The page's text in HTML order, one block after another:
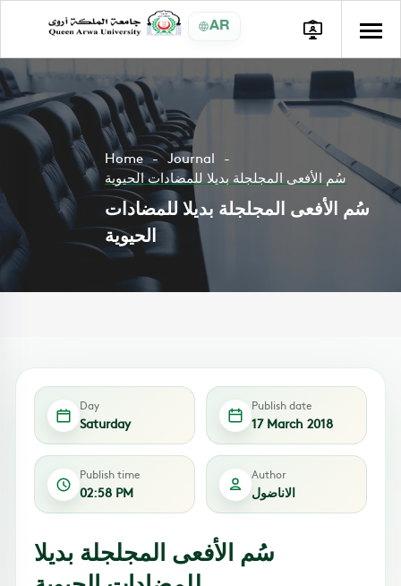
AR
Home
Journal
سُم الأفعى المجلجلة بديلا للمضادات الحيوية
سُم الأفعى المجلجلة بديلا للمضادات
الحيوية
Day
Saturday
Publish date
17 March 2018
Publish time
02:58 PM
Author
الاناضول
سُم الأفعى المجلجلة بديلا